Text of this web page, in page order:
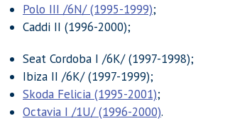
Polo III /6N/ (1995-1999);
Caddi II (1996-2000);
Seat Cordoba I /6K/ (1997-1998);
Ibiza II /6K/ (1997-1999);
Skoda Felicia (1995-2001);
Octavia I /1U/ (1996-2000).